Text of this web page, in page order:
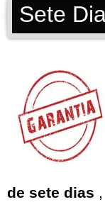
Sete
de sete dias